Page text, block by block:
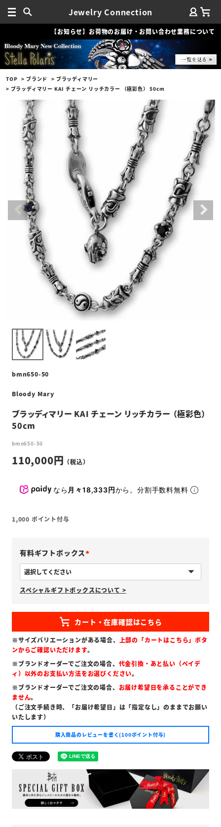
Jewelry Connection
【お知らせ】お荷物のお届け・お問い合わせ業務について
TOP ブランド
ブラッディマリー
ブラッディマリー KAI チェーン リッチカラー （極彩色） 50cm
bmn650-50
Bloody Mary
ブラッディマリー KAI チェーン リッチカラー （極彩色）
50cm
bmn650-50
110,000
なら 月々18,333円から。分割手数料無料
1,000 ポイント付与
有料ギフトボックス
必
須
)
スペシャルギフトボックスについて >
※サイズバリエーションがある場合、 上部の「カートはこちら」ボタ
ンからご確認いただけます。
※ブランドオーダーでご注文の場合、 代金引換・あと払い（ペイデ
ィ）以外のお支払い方法をお選びください。
※ブランドオーダーでご注文の場合、 お届け希望日を承ることができ
ません。
（ご注文手続き時、「お届け希望日」は「指定なし」のままでお願い
いたします）
購入商品のレビューを書く(100ポイント付与)